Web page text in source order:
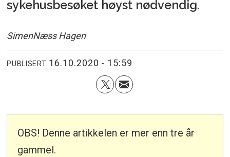
sykehusbesøket høyst nødvendig.
SimenNæss Hagen
PUBLISERT 16.10.2020 - 15:59
OBS! Denne artikkelen er mer enn tre år
gammel.